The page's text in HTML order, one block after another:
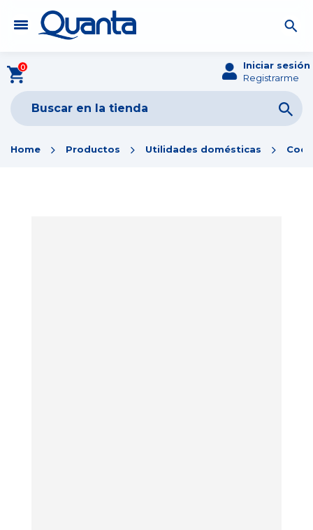
0
Iniciar sesión
Registrarme
Home Productos Utilidades domésticas